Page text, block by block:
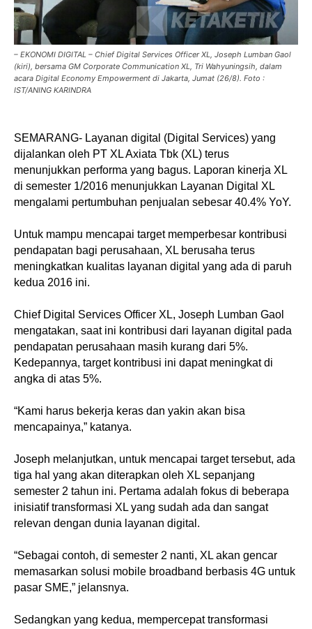
– EKONOMI DIGITAL – Chief Digital Services Officer XL, Joseph Lumban Gaol
(kiri), bersama GM Corporate Communication XL, Tri Wahyuningsih, dalam
acara Digital Economy Empowerment di Jakarta, Jumat (26/8). Foto :
IST/ANING KARINDRA
SEMARANG- Layanan digital (Digital Services) yang
dijalankan oleh PT XL Axiata Tbk (XL) terus
menunjukkan performa yang bagus. Laporan kinerja XL
di semester 1/2016 menunjukkan Layanan Digital XL
mengalami pertumbuhan penjualan sebesar 40.4% YoY.
Untuk mampu mencapai target memperbesar kontribusi
pendapatan bagi perusahaan, XL berusaha terus
meningkatkan kualitas layanan digital yang ada di paruh
kedua 2016 ini.
Chief Digital Services Officer XL, Joseph Lumban Gaol
mengatakan, saat ini kontribusi dari layanan digital pada
pendapatan perusahaan masih kurang dari 5%.
Kedepannya, target kontribusi ini dapat meningkat di
angka di atas 5%.
“Kami harus bekerja keras dan yakin akan bisa
mencapainya,” katanya.
Joseph melanjutkan, untuk mencapai target tersebut, ada
tiga hal yang akan diterapkan oleh XL sepanjang
semester 2 tahun ini. Pertama adalah fokus di beberapa
inisiatif transformasi XL yang sudah ada dan sangat
relevan dengan dunia layanan digital.
“Sebagai contoh, di semester 2 nanti, XL akan gencar
memasarkan solusi mobile broadband berbasis 4G untuk
pasar SME,” jelansnya.
Sedangkan yang kedua, mempercepat transformasi